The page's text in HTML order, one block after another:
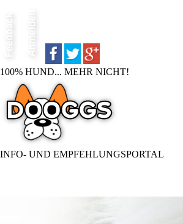
100% HUND... MEHR NICHT!
INFO- UND EMPFEHLUNGSPORTAL